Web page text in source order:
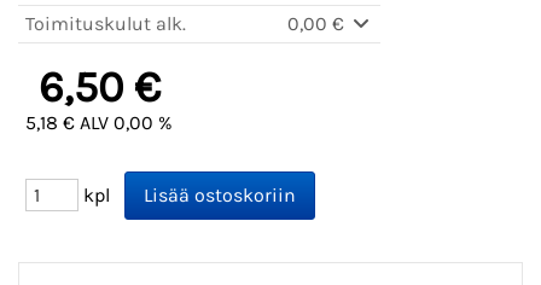
Toimituskulut alk.
0,00 €
6,50 €
5,18 € ALV 0,00 %
kpl